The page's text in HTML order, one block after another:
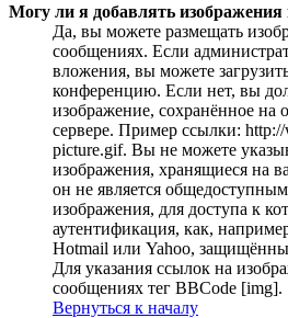
Могу ли я добавлять
Да, вы можете размещать
сообщениях. Если
вложения, вы можете
конференцию. Если нет, вы
изображение, сохранённое на
сервере. Пример ссылки:
picture.gif. Вы не можете
изображения, хранящиеся на
он не является
изображения, для доступа к
аутентификация, как,
Hotmail или Yahoo,
Для указания ссылок на
сообщениях тег BBCode [img].
Вернуться к началу